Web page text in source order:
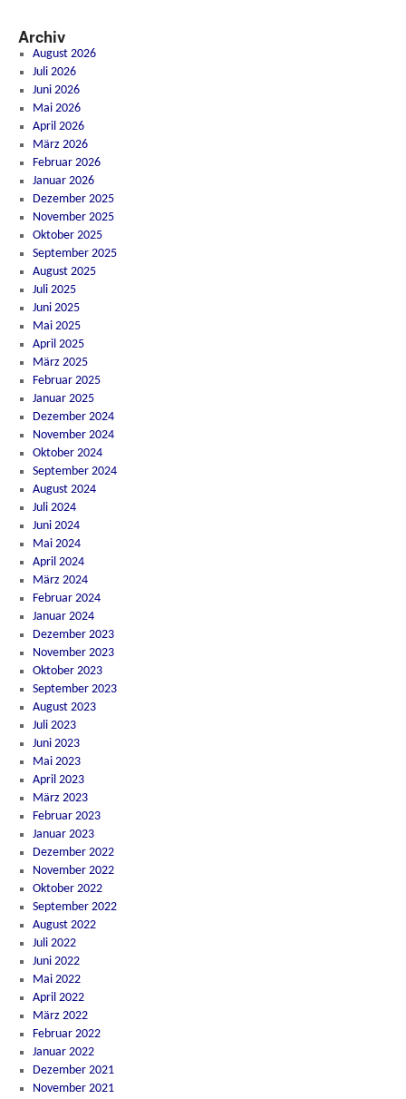
Archiv
August 2026
Juli 2026
Juni 2026
Mai 2026
April 2026
März 2026
Februar 2026
Januar 2026
Dezember 2025
November 2025
Oktober 2025
September 2025
August 2025
Juli 2025
Juni 2025
Mai 2025
April 2025
März 2025
Februar 2025
Januar 2025
Dezember 2024
November 2024
Oktober 2024
September 2024
August 2024
Juli 2024
Juni 2024
Mai 2024
April 2024
März 2024
Februar 2024
Januar 2024
Dezember 2023
November 2023
Oktober 2023
September 2023
August 2023
Juli 2023
Juni 2023
Mai 2023
April 2023
März 2023
Februar 2023
Januar 2023
Dezember 2022
November 2022
Oktober 2022
September 2022
August 2022
Juli 2022
Juni 2022
Mai 2022
April 2022
März 2022
Februar 2022
Januar 2022
Dezember 2021
November 2021